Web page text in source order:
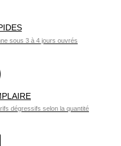
sous 3 à 4 jours ouvrés
dégressifs selon la quantité